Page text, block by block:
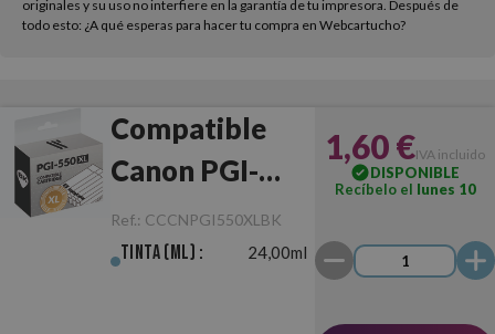
originales y su uso no interfiere en la garantía de tu impresora. Después de
todo esto: ¿A qué esperas para hacer tu compra en Webcartucho?
Compatible
Canon PGI-
550XL Negro
Ref.: CCCNPGI550XLBK
Tinta (ml) : 24,00ml
1,60 €IVA incluido
DISPONIBLE
Recíbelo el lunes 10